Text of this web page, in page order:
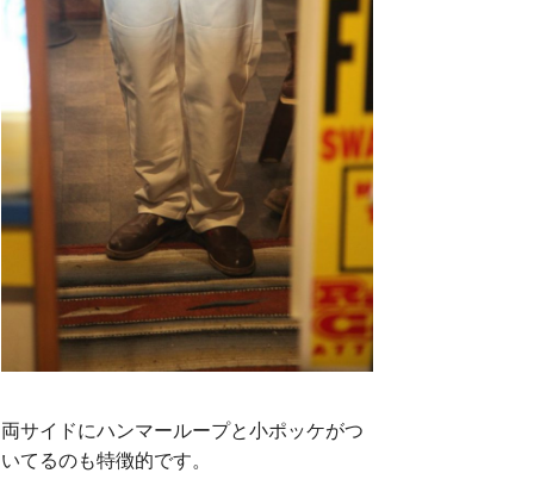
両サイドにハンマーループと小ポッケがつ
いてるのも特徴的です。